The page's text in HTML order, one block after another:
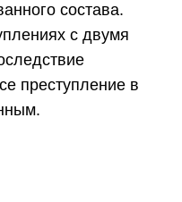
состава.
с двумя
преступление в